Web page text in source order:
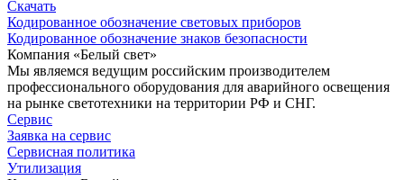
Скачать
Кодированное обозначение световых приборов
Кодированное обозначение знаков безопасности
Компания «Белый свет»
Мы являемся ведущим российским производителем
профессионального оборудования для аварийного освещения
на рынке светотехники на территории РФ и СНГ.
Сервис
Заявка на сервис
Сервисная политика
Утилизация